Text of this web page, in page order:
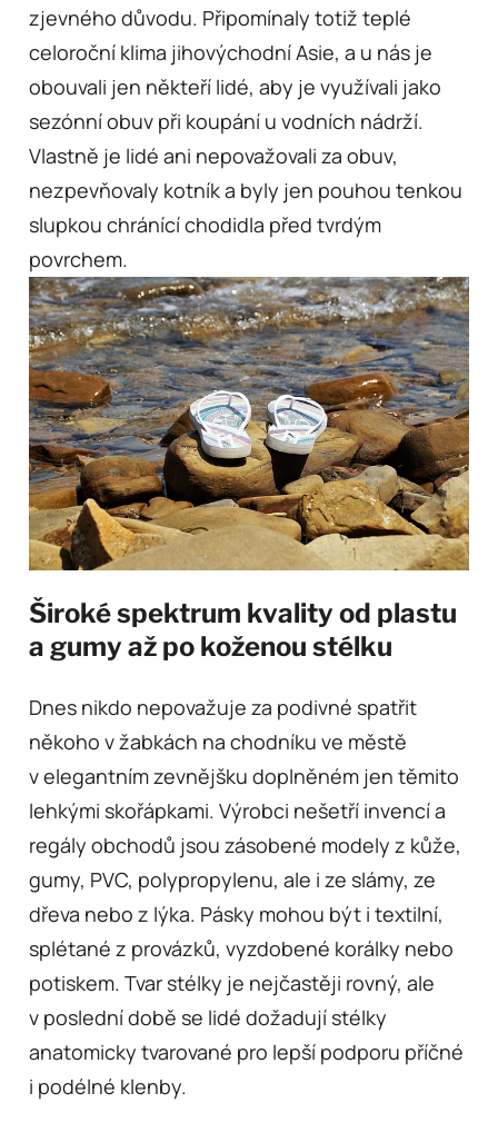
zjevného důvodu. Připomínaly totiž teplé
celoroční klima jihovýchodní Asie, a u nás je
obouvali jen někteří lidé, aby je využívali jako
sezónní obuv při koupání u vodních nádrží.
Vlastně je lidé ani nepovažovali za obuv,
nezpevňovaly kotník a byly jen pouhou tenkou
slupkou chránící chodidla před tvrdým
povrchem.
Široké spektrum kvality od plastu
a gumy až po koženou stélku
Dnes nikdo nepovažuje za podivné spatřit
někoho v žabkách na chodníku ve městě
v elegantním zevnějšku doplněném jen těmito
lehkými skořápkami. Výrobci nešetří invencí a
regály obchodů jsou zásobené modely z kůže,
gumy, PVC, polypropylenu, ale i ze slámy, ze
dřeva nebo z lýka. Pásky mohou být i textilní,
splétané z provázků, vyzdobené korálky nebo
potiskem. Tvar stélky je nejčastěji rovný, ale
v poslední době se lidé dožadují stélky
anatomicky tvarované pro lepší podporu příčné
i podélné klenby.